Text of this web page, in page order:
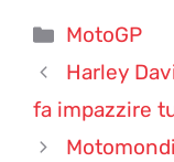
Categorie
MotoGP
Harley
fa impazzire